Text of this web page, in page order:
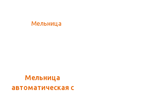
Мельница
автоматическая с